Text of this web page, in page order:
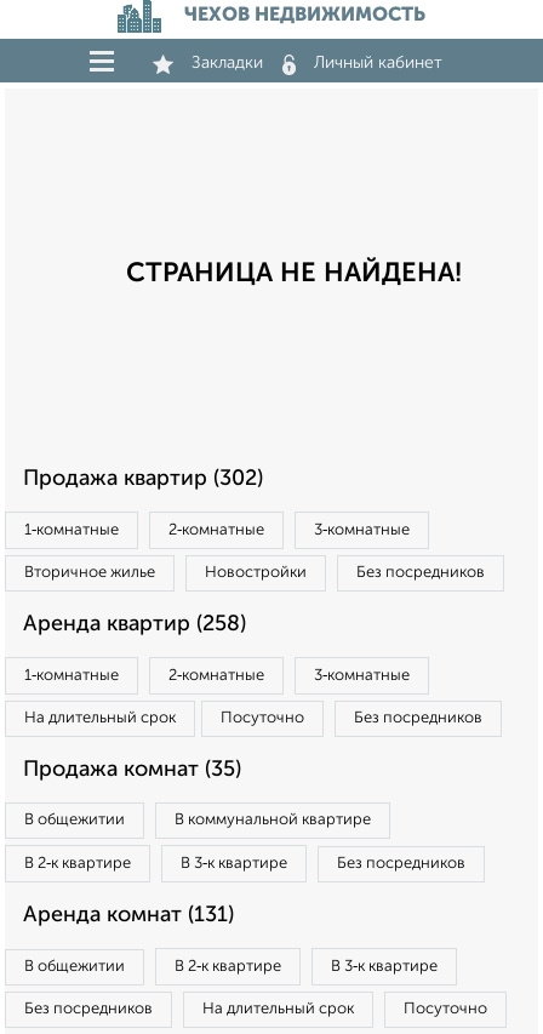
ЧЕХОВ НЕДВИЖИМОСТЬ
Закладки Личный кабинет
СТРАНИЦА НЕ НАЙДЕНА!
Продажа квартир (302)
1‑комнатные 2‑комнатные 3‑комнатные
Вторичное жилье Новостройки Без посредников
Аренда квартир (258)
1‑комнатные 2‑комнатные 3‑комнатные
На длительный срок Посуточно Без посредников
Продажа комнат (35)
В общежитии В коммунальной квартире
В 2‑к квартире В 3‑к квартире Без посредников
Аренда комнат (131)
В общежитии В 2‑к квартире В 3‑к квартире
Без посредников На длительный срок Посуточно